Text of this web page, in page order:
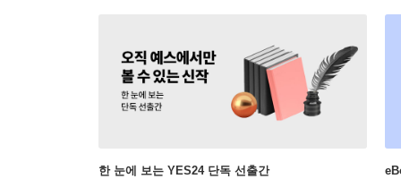
한 눈에 보는 YES24 단독 선출간